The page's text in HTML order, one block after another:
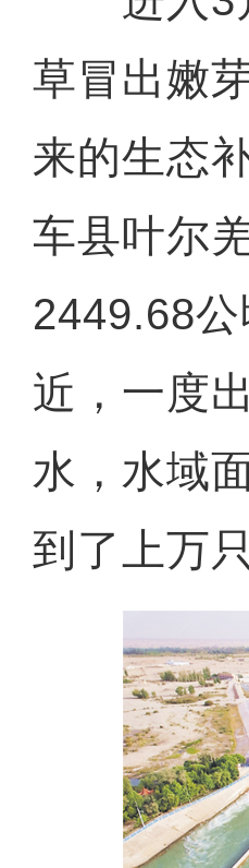
草冒出嫩
来的生态
车县叶尔
2449.68
近，一度
水，水域
到了上万